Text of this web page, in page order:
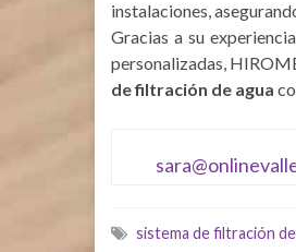
instalaciones,
Gracias a su
personalizadas,
de filtración de agua
sistema de filtración